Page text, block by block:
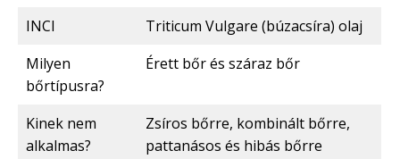
INCI
Triticum Vulgare (búzacsíra) olaj
Milyen
bőrtípusra?
Érett bőr és száraz bőr
Kinek nem
alkalmas?
Zsíros bőrre, kombinált bőrre,
pattanásos és hibás bőrre